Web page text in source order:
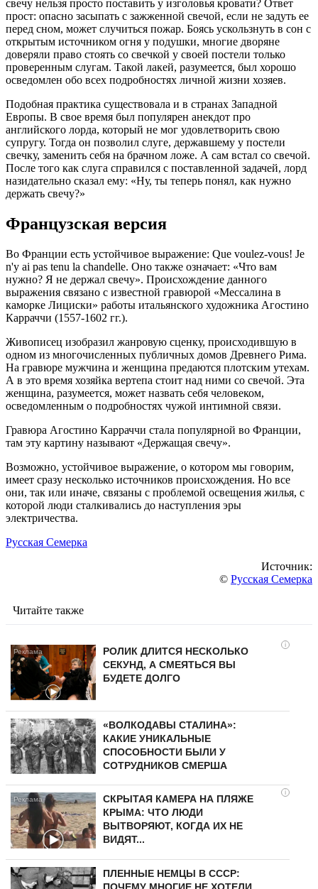
свечу нельзя просто поставить у изголовья кровати? Ответ
прост: опасно засыпать с зажженной свечой, если не задуть ее
перед сном, может случиться пожар. Боясь ускользнуть в сон с
открытым источником огня у подушки, многие дворяне
доверяли право стоять со свечкой у своей постели только
проверенным слугам. Такой лакей, разумеется, был хорошо
осведомлен обо всех подробностях личной жизни хозяев.
Подобная практика существовала и в странах Западной
Европы. В свое время был популярен анекдот про
английского лорда, который не мог удовлетворить свою
супругу. Тогда он позволил слуге, державшему у постели
свечку, заменить себя на брачном ложе. А сам встал со свечой.
После того как слуга справился с поставленной задачей, лорд
назидательно сказал ему: «Ну, ты теперь понял, как нужно
держать свечу?»
Французская версия
Во Франции есть устойчивое выражение: Que voulez-vous! Je
n'y ai pas tenu la chandelle. Оно также означает: «Что вам
нужно? Я не держал свечу». Происхождение данного
выражения связано с известной гравюрой «Мессалина в
каморке Лициски» работы итальянского художника Агостино
Карраччи (1557-1602 гг.).
Живописец изобразил жанровую сценку, происходившую в
одном из многочисленных публичных домов Древнего Рима.
На гравюре мужчина и женщина предаются плотским утехам.
А в это время хозяйка вертепа стоит над ними со свечой. Эта
женщина, разумеется, может назвать себя человеком,
осведомленным о подробностях чужой интимной связи.
Гравюра Агостино Карраччи стала популярной во Франции,
там эту картину называют «Держащая свечу».
Возможно, устойчивое выражение, о котором мы говорим,
имеет сразу несколько источников происхождения. Но все
они, так или иначе, связаны с проблемой освещения жилья, с
которой люди сталкивались до наступления эры
электричества.
Русская Семерка
Источник:
© Русская Семерка
Читайте также
i
РОЛИК ДЛИТСЯ НЕСКОЛЬКО
СЕКУНД, А СМЕЯТЬСЯ ВЫ
БУДЕТЕ ДОЛГО
«ВОЛКОДАВЫ СТАЛИНА»:
КАКИЕ УНИКАЛЬНЫЕ
СПОСОБНОСТИ БЫЛИ У
СОТРУДНИКОВ СМЕРША
i
СКРЫТАЯ КАМЕРА НА ПЛЯЖЕ
КРЫМА: ЧТО ЛЮДИ
ВЫТВОРЯЮТ, КОГДА ИХ НЕ
ВИДЯТ...
ПЛЕННЫЕ НЕМЦЫ В СССР:
ПОЧЕМУ МНОГИЕ НЕ ХОТЕЛИ